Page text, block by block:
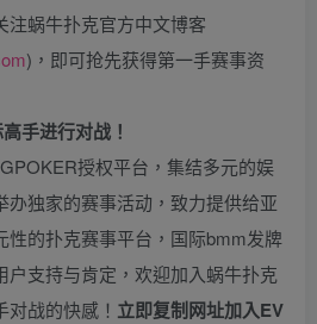
注蜗牛扑克官方中文博客
)，即可抢先获得第一手赛事资
手进行对战！
授权平台，集结多元的娱
办独家的赛事活动，致力提供给亚
性的扑克赛事平台，国际bmm发牌
户支持与肯定，欢迎加入蜗牛扑克
战的快感！ 立即复制网址加入EV